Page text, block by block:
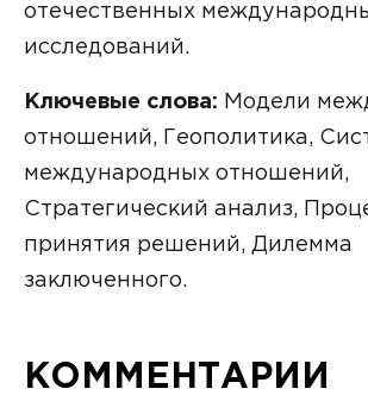
отечественных
исследований.
Ключевые слова: Модели
отношений, Геополитика,
международных отношений,
Стратегический анализ,
принятия решений, Дилемма
заключенного.
КОММЕНТАРИИ